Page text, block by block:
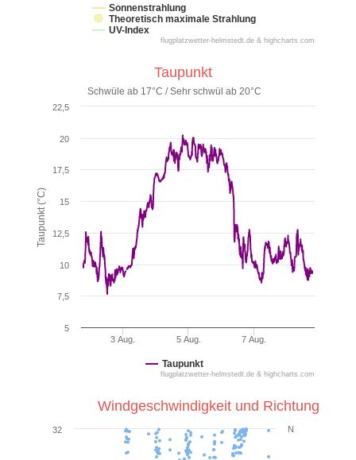
Sonnenstrahlung
Theoretisch maximale Strahlung
UV-Index
flugplatzwetter-helmstedt.de & highcharts.com
Taupunkt (°C)
Schwüle ab 17°C / Sehr schwül ab 20°C
Taupunkt
3 Aug. 5 Aug. 7 Aug.
5
7,5
10
12,5
15
17,5
20
22,5
flugplatzwetter-helmstedt.de & highcharts.com
Taupunkt
32
Windgeschwindigkeit und Richtung
N